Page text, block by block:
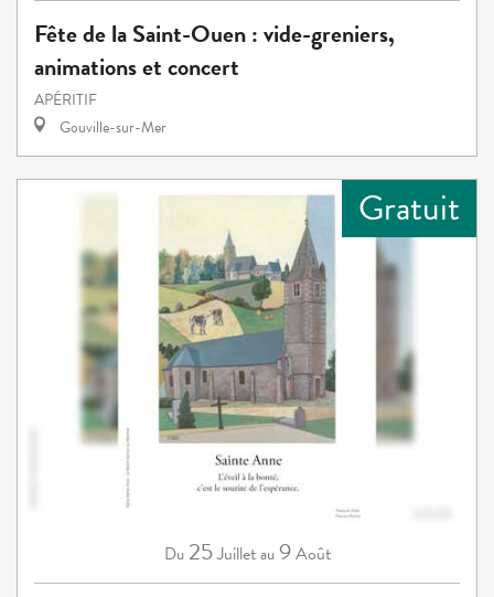
Fête de la Saint-Ouen : vide-greniers,
animations et concert
APÉRITIF
Gouville-sur-Mer
Gratuit
Du 25Juillet au 9Août